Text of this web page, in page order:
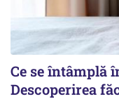
Ce se întâmplă
Descoperirea